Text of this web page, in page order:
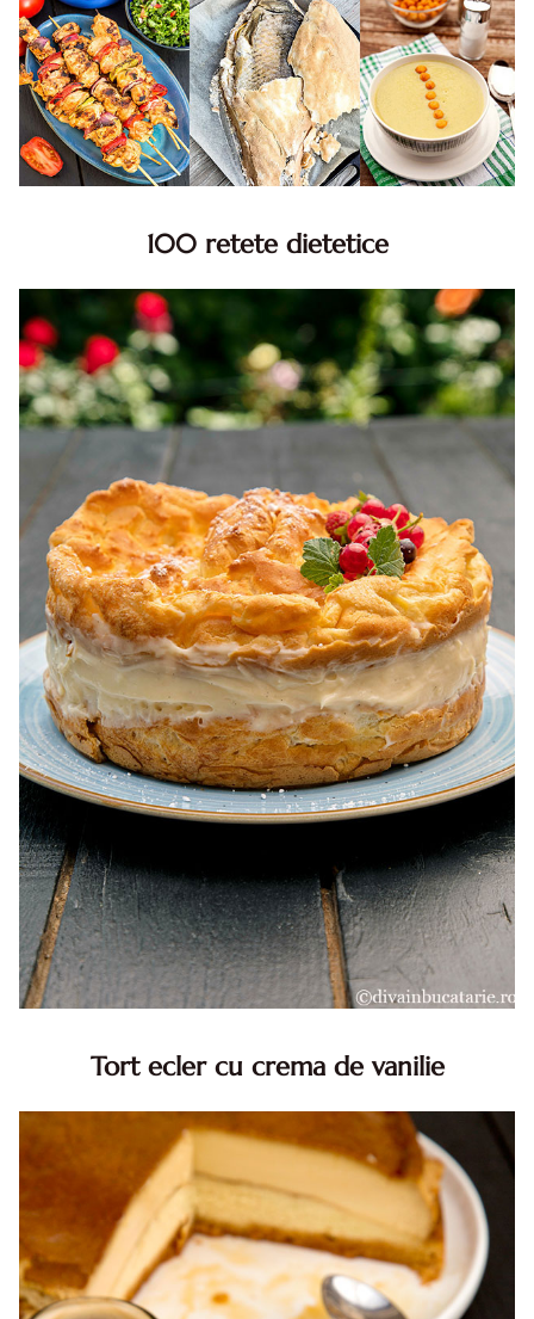
100 retete dietetice
dietetice. Idei retete dietetice. 100 Retete mancare
pentru dieta.
Tort ecler cu crema de vanilie
Reteta tort ecler. Tort ecler cu crema vanilie. Reteta
Karpatka